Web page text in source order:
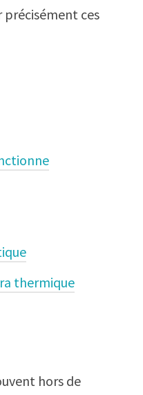
ces
thermique
hors de